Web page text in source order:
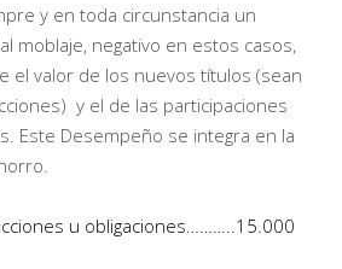
y en toda circunstancia un
moblaje, negativo en estos casos,
el valor de los nuevos títulos (sean
y el de las participaciones
Este Desempeño se integra en la
u obligaciones………..15.000